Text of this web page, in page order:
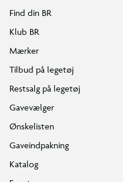
Find din BR
Klub BR
Mærker
Tilbud på legetøj
Restsalg på legetøj
Gavevælger
Ønskelisten
Gaveindpakning
Katalog